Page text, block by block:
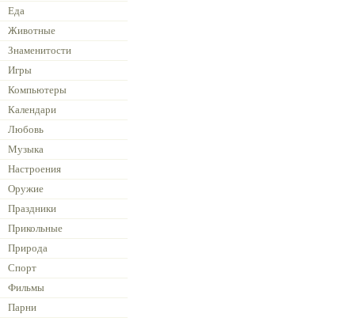
Еда
Животные
Знаменитости
Игры
Компьютеры
Календари
Любовь
Музыка
Настроения
Оружие
Праздники
Прикольные
Природа
Спорт
Фильмы
Парни